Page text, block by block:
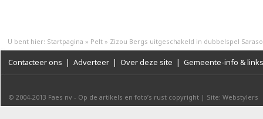
U bent hier: Startpagina » Pelt » Zizou Bergs uitgeschakeld in dubbelspel
Contacteer ons | Adverteer | Over deze site | Gemeente-info & links
© 2004-2013 Faes nv - Op de artikels en foto’s rust copyright | Site: Webstylers